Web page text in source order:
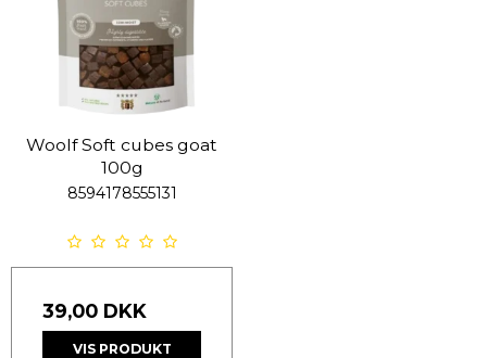
Woolf Soft cubes goat
100g
8594178555131
39,00 DKK
VIS PRODUKT